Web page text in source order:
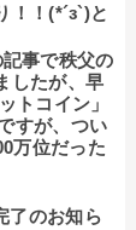
！！(*´з`)と
事で秩父の
したが、早
トコイン」
すが、つい
万位だった
のお知ら